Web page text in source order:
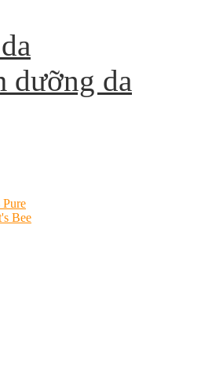
dưỡng da
Pure
Bee